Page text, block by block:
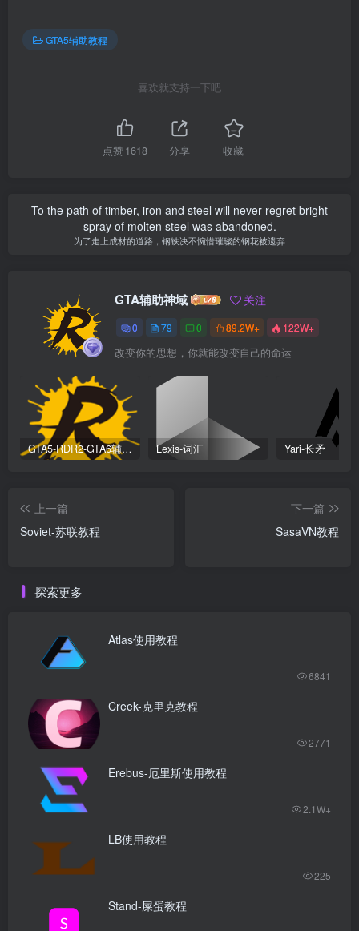
GTA5辅助教程
喜欢就支持一下吧
点赞1618 分享 收藏
To the path of timber, iron and steel will never regret bright
spray of molten steel was abandoned.
为了走上成材的道路，钢铁决不惋惜璀璨的钢花被遗弃
GTA辅助神域 关注
0 79 0 89.2W+ 122W+
改变你的思想，你就能改变自己的命运
GTA5-RDR2-GTA6辅助科技安装器 Lexis-词汇 Yari-长矛
上一篇
Soviet-苏联教程
下一篇
SasaVN教程
探索更多
Atlas使用教程
6841
Creek-克里克教程
2771
Erebus-厄里斯使用教程
2.1W+
LB使用教程
225
Stand-屎蛋教程